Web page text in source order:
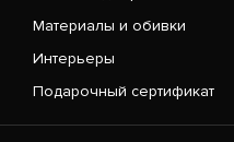
Материалы и обивки
Интерьеры
Подарочный сертификат